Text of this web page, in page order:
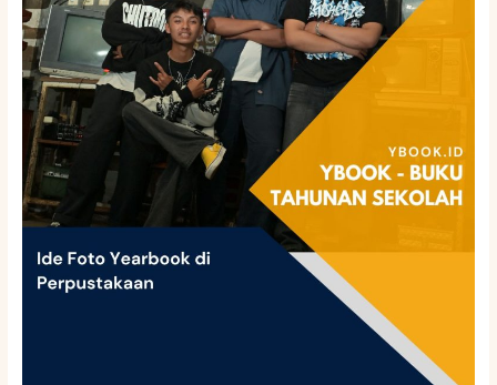
Perpustakaan